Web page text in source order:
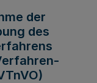
der
des